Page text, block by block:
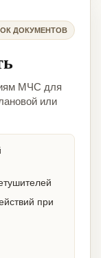
ДОКУМЕНТОВ
МЧС для
или
при